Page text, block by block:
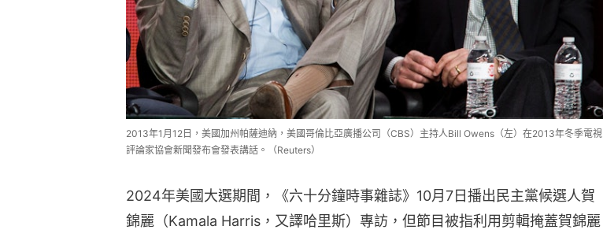
2013年1月12日，美國加州帕薩迪納，美國哥倫比亞廣播公司（CBS）主持人Bill Owens（左）在2013年冬季電視
評論家協會新聞發布會發表講話。（Reuters）
2024年美國大選期間，《六十分鐘時事雜誌》10月7日播出民主黨候選人賀
錦麗（Kamala Harris，又譯哈里斯）專訪，但節目被指利用剪輯掩蓋賀錦麗